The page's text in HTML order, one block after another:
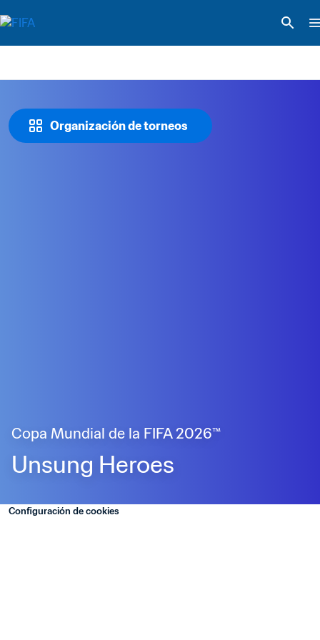
Organización de torneos
Copa Mundial de la FIFA 2026™
Unsung Heroes
Configuración de cookies